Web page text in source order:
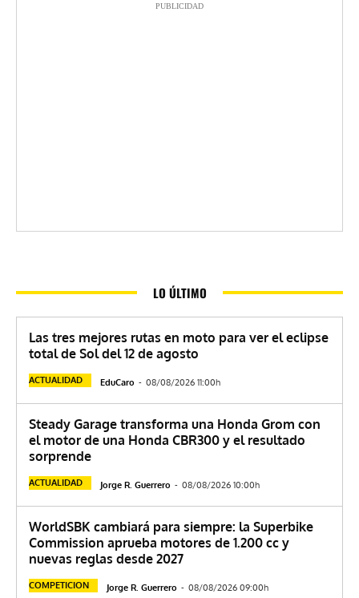
PUBLICIDAD
LO ÚLTIMO
Las tres mejores rutas en moto para ver el eclipse
total de Sol del 12 de agosto
ACTUALIDAD EduCaro - 08/08/2026 11:00h
Steady Garage transforma una Honda Grom con
el motor de una Honda CBR300 y el resultado
sorprende
ACTUALIDAD Jorge R. Guerrero - 08/08/2026 10:00h
WorldSBK cambiará para siempre: la Superbike
Commission aprueba motores de 1.200 cc y
nuevas reglas desde 2027
COMPETICION Jorge R. Guerrero - 08/08/2026 09:00h